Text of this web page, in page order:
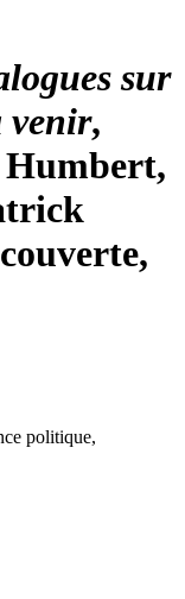
sur
venir,
politique,